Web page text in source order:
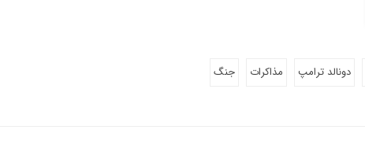
دونالد ترامپ مذاکرات جنگ